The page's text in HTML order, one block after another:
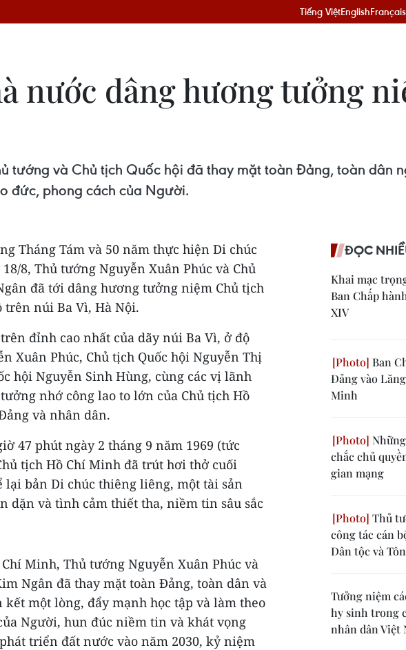
Tiếng ViệtEnglishFrançais
nước dâng hương tưởng
tướng và Chủ tịch Quốc hội đã thay mặt toàn Đảng, toàn dân
đức, phong cách của Người.
Tháng Tám và 50 năm thực hiện Di chúc
8, Thủ tướng Nguyễn Xuân Phúc và Chủ
đã tới dâng hương tưởng niệm Chủ tịch
núi Ba Vì, Hà Nội.
đỉnh cao nhất của dãy núi Ba Vì, ở độ
Xuân Phúc, Chủ tịch Quốc hội Nguyễn Thị
hội Nguyễn Sinh Hùng, cùng các vị lãnh
nhớ công lao to lớn của Chủ tịch Hồ
và nhân dân.
47 phút ngày 2 tháng 9 năm 1969 (tức
tịch Hồ Chí Minh đã trút hơi thở cuối
lại bản Di chúc thiêng liêng, một tài sản
dặn và tình cảm thiết tha, niềm tin sâu sắc
Minh, Thủ tướng Nguyễn Xuân Phúc và
Ngân đã thay mặt toàn Đảng, toàn dân và
một lòng, đẩy mạnh học tập và làm theo
Người, hun đúc niềm tin và khát vọng
triển đất nước vào năm 2030, kỷ niệm
ĐỌC
Khai mạc
Ban Chấp
XIV
Ban
Đảng vào
Minh
chắc chủ
gian mạng
Thủ
công tác cán
Dân tộc và
Tưởng niệm
hy sinh trong
nhân dân Việt